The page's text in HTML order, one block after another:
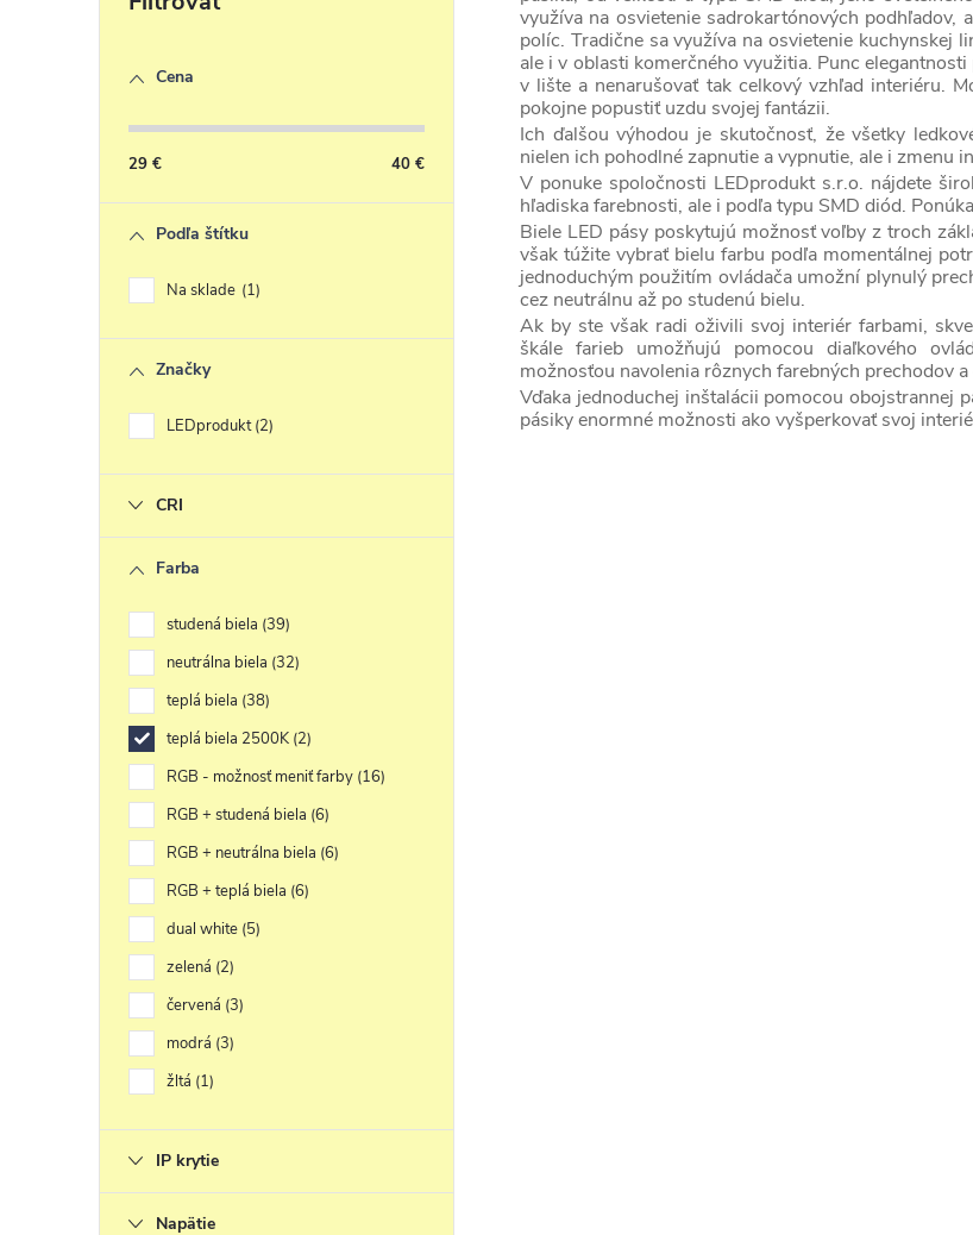
Cena
29 € 40 €
Podľa štítku
Na sklade 1
Značky
LEDprodukt 2
CRI
Farba
studená biela 39
neutrálna biela 32
teplá biela 38
teplá biela 2500K 2
RGB - možnosť meniť farby 16
RGB + studená biela 6
RGB + neutrálna biela 6
RGB + teplá biela 6
dual white 5
zelená 2
červená 3
modrá 3
žltá 1
IP krytie
Napätie
c
i
e
p
r
v
k
y
v
ý
p
i
s
využíva na osvietenie sadrokartónových
políc. Tradične sa využíva na osvietenie kuchynskej
ale i v oblasti komerčného využitia. Punc
v lište a nenarušovať tak celkový vzhľad interiéru.
pokojne popustiť uzdu svojej fantázii.
Ich ďalšou výhodou je skutočnosť, že všetky
nielen ich pohodlné zapnutie a vypnutie, ale i zmenu
V ponuke spoločnosti LEDprodukt s.r.o. nájdete
hľadiska farebnosti, ale i podľa typu SMD diód.
Biele LED pásy poskytujú možnosť voľby z troch
však túžite vybrať bielu farbu podľa momentálnej
jednoduchým použitím ovládača umožní plynulý
cez neutrálnu až po studenú bielu.
Ak by ste však radi oživili svoj interiér farbami,
škále farieb umožňujú pomocou diaľkového
možnosťou navolenia rôznych farebných prechodov a
Vďaka jednoduchej inštalácii pomocou obojstrannej
pásiky enormné možnosti ako vyšperkovať svoj